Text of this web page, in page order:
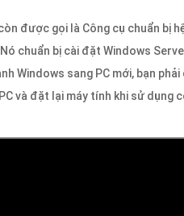
được gọi là Công cụ chuẩn bị
chuẩn bị cài đặt Windows
Windows sang PC mới, bạn
và đặt lại máy tính khi sử dụng